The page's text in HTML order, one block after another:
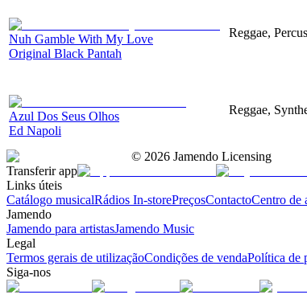
Nuh Gamble With My Love
Original Black Pantah
Reggae,
Azul Dos Seus Olhos
Ed Napoli
Reggae,
© 2026 Jamendo Licensing
Transferir app
Links úteis
Catálogo musicalRádios In-storePreçosContactoCentro de
Jamendo
Jamendo para artistasJamendo Music
Legal
Termos gerais de utilizaçãoCondições de vendaPolítica de
Siga-nos